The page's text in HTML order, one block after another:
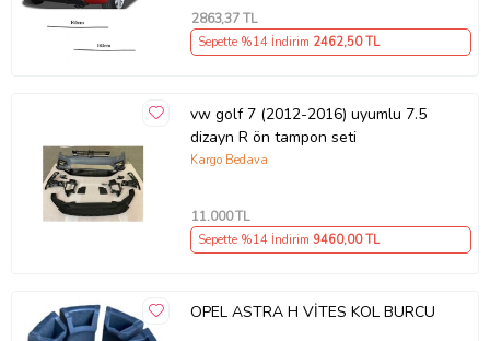
2863,37 TL
Sepette %14 İndirim 2462,50 TL
vw golf 7 (2012-2016) uyumlu 7.5
dizayn R ön tampon seti
Kargo Bedava
11.000TL
Sepette %14 İndirim 9460,00 TL
OPEL ASTRA H VİTES KOL BURCU